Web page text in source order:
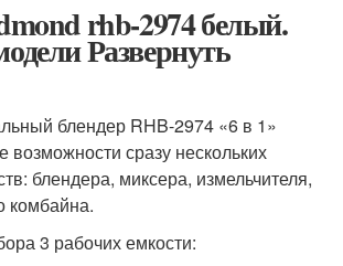
rhb-2974 белый.
Развернуть
блендер RHB-2974 «6 в 1»
возможности сразу нескольких
блендера, миксера, измельчителя,
комбайна.
3 рабочих емкости: